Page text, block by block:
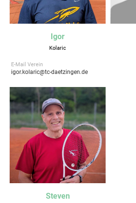
Igor
Kolaric
E-Mail Verein
igor.kolaric@tc-daetzingen.de
Steven